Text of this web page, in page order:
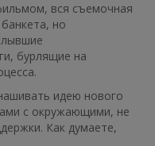
вся съемочная
но
бурлящие на
идею нового
с окружающими, не
Как думаете,